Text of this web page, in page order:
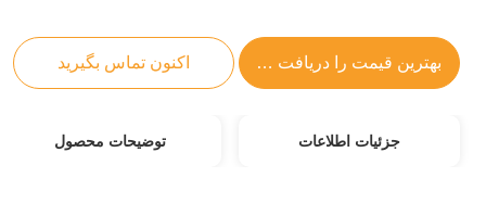
بهترین قیمت را دریافت کنید اکنون تماس بگیرید
جزئیات اطلاعات توضیحات محصول